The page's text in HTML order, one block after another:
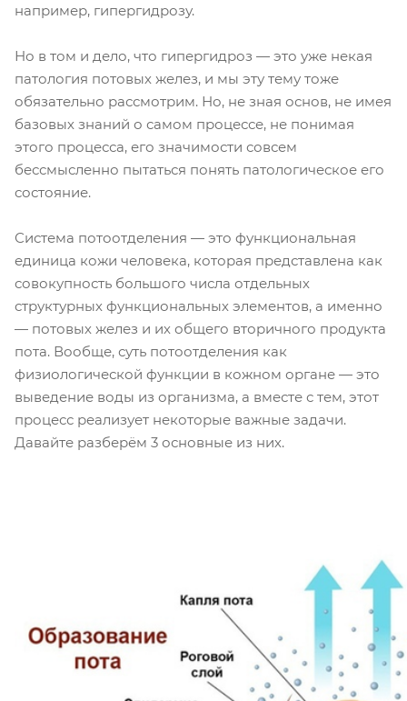
например, гипергидрозу.
Но в том и дело, что гипергидроз — это уже некая
патология потовых желез, и мы эту тему тоже
обязательно рассмотрим. Но, не зная основ, не имея
базовых знаний о самом процессе, не понимая
этого процесса, его значимости совсем
бессмысленно пытаться понять патологическое его
состояние.
Система потоотделения — это функциональная
единица кожи человека, которая представлена как
совокупность большого числа отдельных
структурных функциональных элементов, а именно
— потовых желез и их общего вторичного продукта
пота. Вообще, суть потоотделения как
физиологической функции в кожном органе — это
выведение воды из организма, а вместе с тем, этот
процесс реализует некоторые важные задачи.
Давайте разберём 3 основные из них.